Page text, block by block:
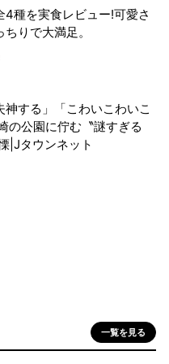
4種を実食レビュー!可愛さ
りで大満足。
神する」「こわいこわいこ
の公園に佇む〝謎すぎる
|Jタウンネット
一覧を見る